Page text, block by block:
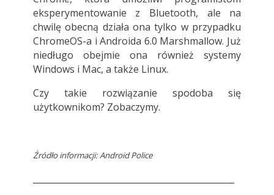
eksperymentowanie z Bluetooth, ale na
chwilę obecną działa ona tylko w przypadku
ChromeOS-a i Androida 6.0 Marshmallow. Już
niedługo obejmie ona również systemy
Windows i Mac, a także Linux.
Czy takie rozwiązanie spodoba się
użytkownikom? Zobaczymy.
Źródło informacji: Android Police